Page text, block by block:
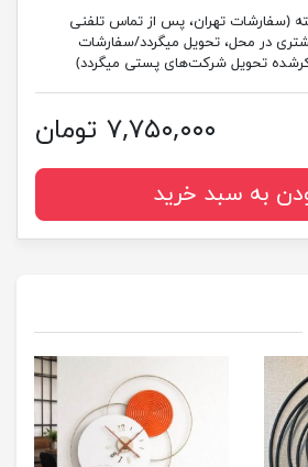
2 هفته (سفارشات تهران، پس از تماس تلفنی
در محل، تحویل میگردد/سفارشات
تحویل شرکت‌های پستی میگردد)
۷,۷۵۰,۰۰۰ تومان
به سبد خرید